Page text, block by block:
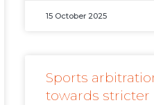
15 October 2025
Sports
towards stricter